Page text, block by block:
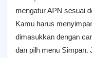
mengatur APN sesuai
Kamu harus
dimasukkan dengan
dan pilh menu Simpan.